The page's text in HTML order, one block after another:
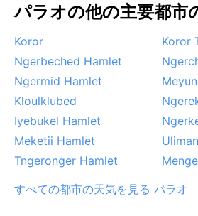
パラオの他の主要都
Koror
Koror
Ngerbeched Hamlet
Ngermid Hamlet
Kloulklubed
Iyebukel Hamlet
Meketii Hamlet
Tngeronger Hamlet
すべての都市の天気を見る パラオ